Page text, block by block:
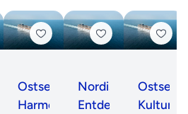
Ostsee-
Harmonie:
Nordische
Entdeckungsreise
Ostsee-
Kulturen